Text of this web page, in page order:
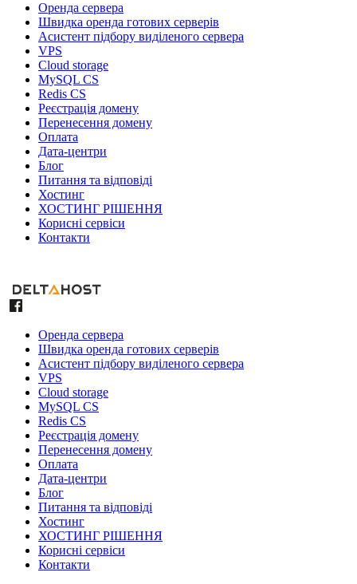
Оренда сервера
Швидка оренда готових серверів
Асистент підбору виділеного сервера
VPS
Cloud storage
MySQL CS
Redis CS
Реєстрація домену
Перенесення домену
Оплата
Дата-центри
Блог
Питання та відповіді
Хостинг
ХОСТИНГ РІШЕННЯ
Корисні сервіси
Контакти
Оренда сервера
Швидка оренда готових серверів
Асистент підбору виділеного сервера
VPS
Cloud storage
MySQL CS
Redis CS
Реєстрація домену
Перенесення домену
Оплата
Дата-центри
Блог
Питання та відповіді
Хостинг
ХОСТИНГ РІШЕННЯ
Корисні сервіси
Контакти